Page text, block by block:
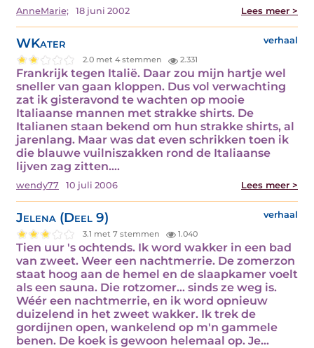
AnneMarie; 18 juni 2002 Lees meer >
WKater verhaal
2.0 met 4 stemmen 2.331
Frankrijk tegen Italië. Daar zou mijn hartje wel
sneller van gaan kloppen. Dus vol verwachting
zat ik gisteravond te wachten op mooie
Italiaanse mannen met strakke shirts. De
Italianen staan bekend om hun strakke shirts, al
jarenlang. Maar was dat even schrikken toen ik
die blauwe vuilniszakken rond de Italiaanse
lijven zag zitten.…
wendy77 10 juli 2006 Lees meer >
Jelena (Deel 9) verhaal
3.1 met 7 stemmen 1.040
Tien uur 's ochtends. Ik word wakker in een bad
van zweet. Weer een nachtmerrie. De zomerzon
staat hoog aan de hemel en de slaapkamer voelt
als een sauna. Die rotzomer… sinds ze weg is.
Wéér een nachtmerrie, en ik word opnieuw
duizelend in het zweet wakker. Ik trek de
gordijnen open, wankelend op m'n gammele
benen. De koek is gewoon helemaal op. Je…